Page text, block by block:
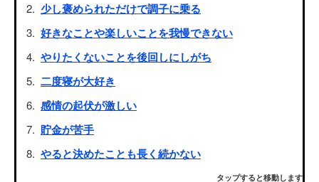
少し褒められただけで調子に乗る
好きなことや楽しいことを我慢できない
やりたくないことを後回しにしがち
二度寝が大好き
感情の起伏が激しい
貯金が苦手
やると決めたことも長く続かない
タップすると移動します